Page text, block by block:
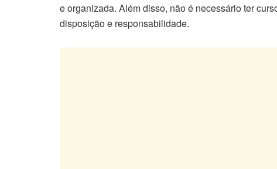
e organizada. Além disso, não é necessário ter
disposição e responsabilidade.